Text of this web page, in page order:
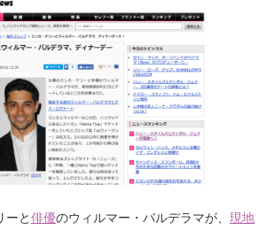
ーと俳優のウィルマー・バルデラマが、 現地